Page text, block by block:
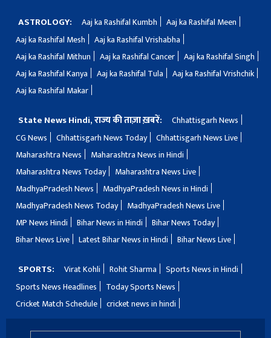
ASTROLOGY: Aaj ka Rashifal Kumbh
Aaj ka Rashifal Meen
Aaj ka Rashifal Mesh
Aaj ka Rashifal Vrishabha
Aaj ka Rashifal Mithun
Aaj ka Rashifal Cancer
Aaj ka Rashifal Singh
Aaj ka Rashifal Kanya
Aaj ka Rashifal Tula
Aaj ka Rashifal Vrishchik
Aaj ka Rashifal Makar
State News Hindi, राज्य की ताज़ा ख़बरें:
Chhattisgarh News
CG News
Chhattisgarh News Today
Chhattisgarh News Live
Maharashtra News
Maharashtra News in Hindi
Maharashtra News Today
Maharashtra News Live
MadhyaPradesh News
MadhyaPradesh News in Hindi
MadhyaPradesh News Today
MadhyaPradesh News Live
MP News Hindi
Bihar News in Hindi
Bihar News Today
Bihar News Live
Latest Bihar News in Hindi Bihar News Live
SPORTS: Virat Kohli Rohit Sharma
Sports News in Hindi
Sports News Headlines
Today Sports News
Cricket Match Schedule
cricket news in hindi